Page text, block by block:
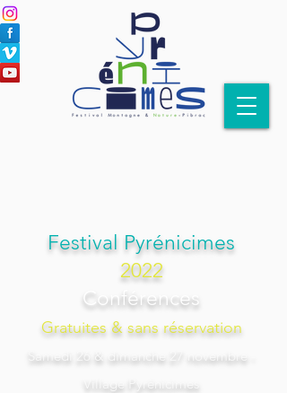
Festival Pyrénicimes
2022
Conférences
Gratuites & sans réservation
Samedi 26 & dimanche 27 novembre -
Village Pyrénicimes